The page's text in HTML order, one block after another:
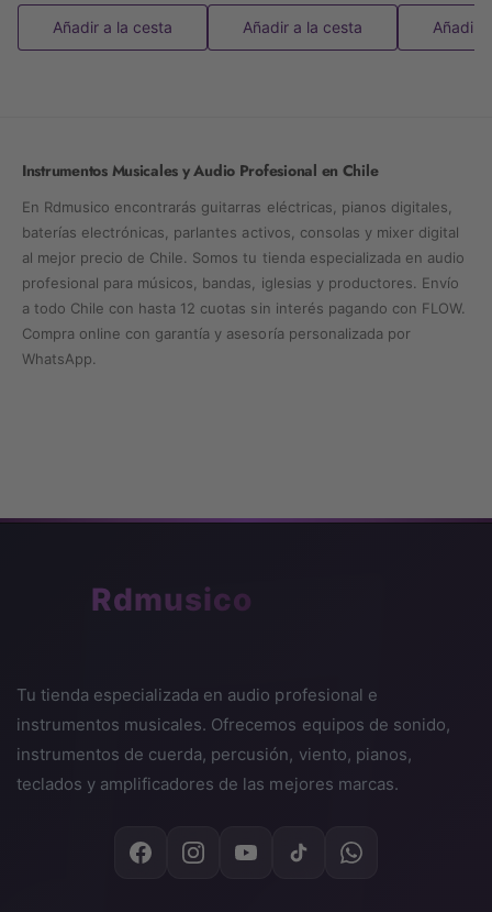
Añadir a la cesta Añadir a la cesta Añadir
Instrumentos Musicales y Audio Profesional en Chile
En Rdmusico encontrarás guitarras eléctricas, pianos digitales,
baterías electrónicas, parlantes activos, consolas y mixer digital
al mejor precio de Chile. Somos tu tienda especializada en audio
profesional para músicos, bandas, iglesias y productores. Envío
a todo Chile con hasta 12 cuotas sin interés pagando con FLOW.
Compra online con garantía y asesoría personalizada por
WhatsApp.
Rdmusico
Tu tienda especializada en audio profesional e
instrumentos musicales. Ofrecemos equipos de sonido,
instrumentos de cuerda, percusión, viento, pianos,
teclados y amplificadores de las mejores marcas.